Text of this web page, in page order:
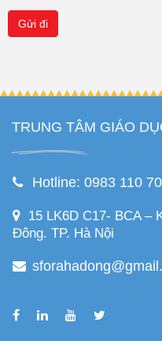
Gửi đi
TRUNG TÂM GIÁO
Hotline: 0983 110
15 LK6D C17- BCA –
Đông. TP. Hà Nội